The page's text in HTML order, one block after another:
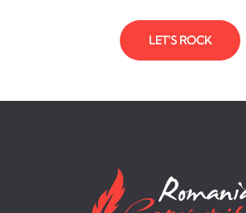
LET'S ROCK